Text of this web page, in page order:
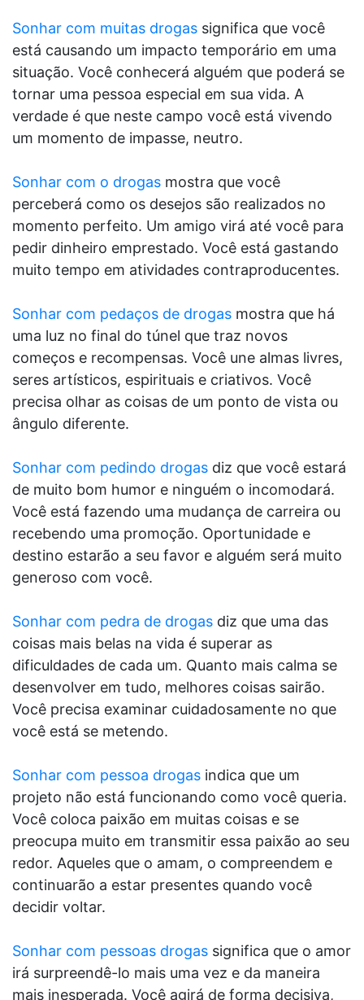
Sonhar com muitas drogas significa que você
está causando um impacto temporário em uma
situação. Você conhecerá alguém que poderá se
tornar uma pessoa especial em sua vida. A
verdade é que neste campo você está vivendo
um momento de impasse, neutro.
Sonhar com o drogas mostra que você
perceberá como os desejos são realizados no
momento perfeito. Um amigo virá até você para
pedir dinheiro emprestado. Você está gastando
muito tempo em atividades contraproducentes.
Sonhar com pedaços de drogas mostra que há
uma luz no final do túnel que traz novos
começos e recompensas. Você une almas livres,
seres artísticos, espirituais e criativos. Você
precisa olhar as coisas de um ponto de vista ou
ângulo diferente.
Sonhar com pedindo drogas diz que você estará
de muito bom humor e ninguém o incomodará.
Você está fazendo uma mudança de carreira ou
recebendo uma promoção. Oportunidade e
destino estarão a seu favor e alguém será muito
generoso com você.
Sonhar com pedra de drogas diz que uma das
coisas mais belas na vida é superar as
dificuldades de cada um. Quanto mais calma se
desenvolver em tudo, melhores coisas sairão.
Você precisa examinar cuidadosamente no que
você está se metendo.
Sonhar com pessoa drogas indica que um
projeto não está funcionando como você queria.
Você coloca paixão em muitas coisas e se
preocupa muito em transmitir essa paixão ao seu
redor. Aqueles que o amam, o compreendem e
continuarão a estar presentes quando você
decidir voltar.
Sonhar com pessoas drogas significa que o amor
irá surpreendê-lo mais uma vez e da maneira
mais inesperada. Você agirá de forma decisiva,